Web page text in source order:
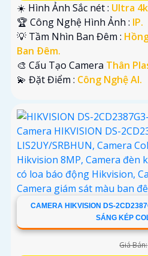
☀️ Hình Ảnh Sắc nét : Ultra 4k
🏆 Công Nghệ Hình Ảnh : IP.
💡 Tầm Nhìn Ban Đêm :
Ban Ðêm.
🎨 Cấu Tạo Camera Thân
️💫 Đặt Điểm : Công Nghệ AI.
CAMERA HIKVISION DS-
SÁNG KÉP
Giá Bán: